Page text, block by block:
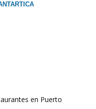
en Puerto